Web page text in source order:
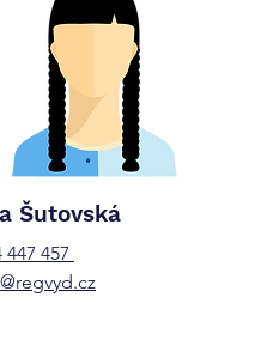
Šutovská
447 457